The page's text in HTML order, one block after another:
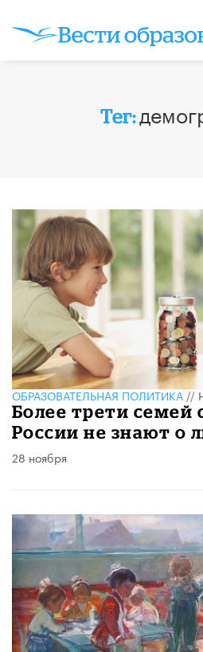
Тег:
ОБРАЗОВАТЕЛЬНАЯ ПОЛИТИКА//
Более трети семей
России не знают о
28 ноября